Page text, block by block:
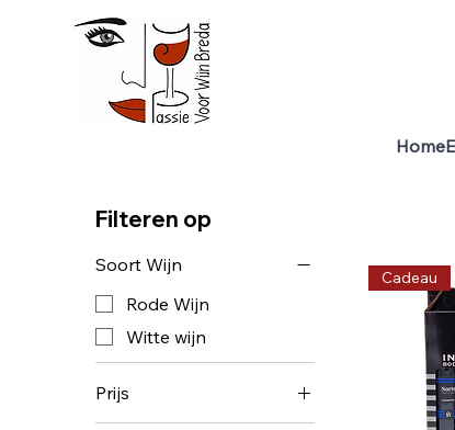
Home
Bodega Inurrieta, Navarra,
Filteren op
Soort Wijn
Rode Wijn
Witte wijn
Prijs
Cadeau